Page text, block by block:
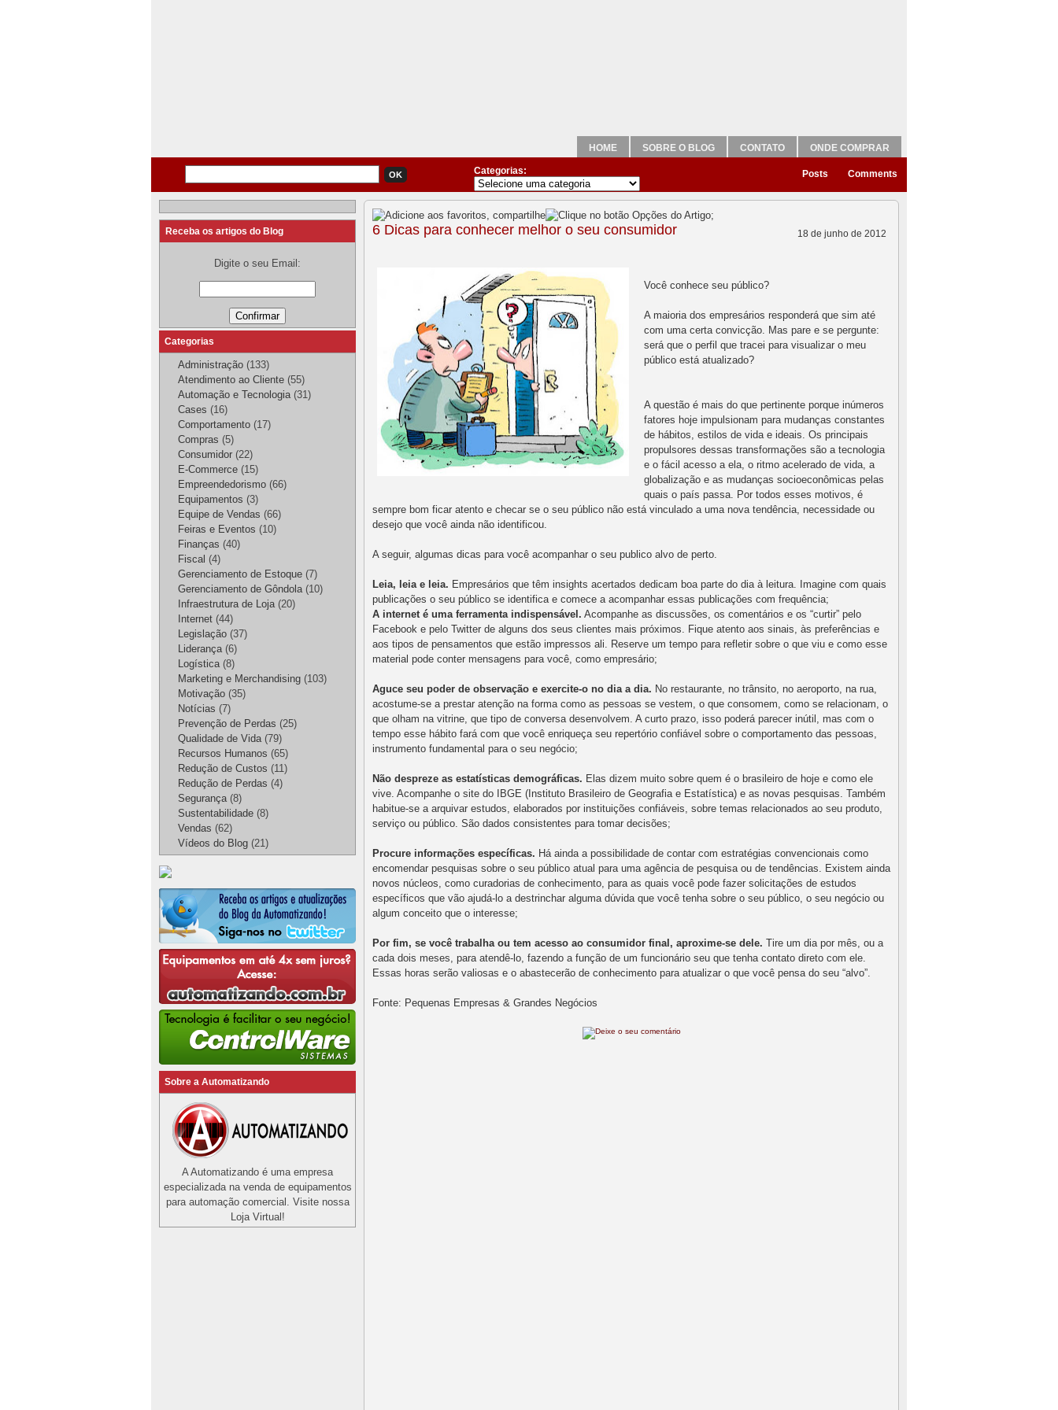
HOME SOBRE O BLOG CONTATO ONDE COMPRAR
Categorias: Posts Comments
18 de junho de 2012
6 Dicas para conhecer melhor o seu consumidor
Você conhece seu público?
A maioria dos empresários responderá que sim até
com uma certa convicção. Mas pare e se pergunte:
será que o perfil que tracei para visualizar o meu
público está atualizado?
A questão é mais do que pertinente porque inúmeros
fatores hoje impulsionam para mudanças constantes
de hábitos, estilos de vida e ideais. Os principais
propulsores dessas transformações são a tecnologia
e o fácil acesso a ela, o ritmo acelerado de vida, a
globalização e as mudanças socioeconômicas pelas
quais o país passa. Por todos esses motivos, é
sempre bom ficar atento e checar se o seu público não está vinculado a uma nova tendência, necessidade ou
desejo que você ainda não identificou.
A seguir, algumas dicas para você acompanhar o seu publico alvo de perto.
Leia, leia e leia. Empresários que têm insights acertados dedicam boa parte do dia à leitura. Imagine com quais
publicações o seu público se identifica e comece a acompanhar essas publicações com frequência;
A internet é uma ferramenta indispensável. Acompanhe as discussões, os comentários e os “curtir” pelo
Facebook e pelo Twitter de alguns dos seus clientes mais próximos. Fique atento aos sinais, às preferências e
aos tipos de pensamentos que estão impressos ali. Reserve um tempo para refletir sobre o que viu e como esse
material pode conter mensagens para você, como empresário;
Aguce seu poder de observação e exercite-o no dia a dia. No restaurante, no trânsito, no aeroporto, na rua,
acostume-se a prestar atenção na forma como as pessoas se vestem, o que consomem, como se relacionam, o
que olham na vitrine, que tipo de conversa desenvolvem. A curto prazo, isso poderá parecer inútil, mas com o
tempo esse hábito fará com que você enriqueça seu repertório confiável sobre o comportamento das pessoas,
instrumento fundamental para o seu negócio;
Não despreze as estatísticas demográficas. Elas dizem muito sobre quem é o brasileiro de hoje e como ele
vive. Acompanhe o site do IBGE (Instituto Brasileiro de Geografia e Estatística) e as novas pesquisas. Também
habitue-se a arquivar estudos, elaborados por instituições confiáveis, sobre temas relacionados ao seu produto,
serviço ou público. São dados consistentes para tomar decisões;
Procure informações específicas. Há ainda a possibilidade de contar com estratégias convencionais como
encomendar pesquisas sobre o seu público atual para uma agência de pesquisa ou de tendências. Existem ainda
novos núcleos, como curadorias de conhecimento, para as quais você pode fazer solicitações de estudos
específicos que vão ajudá-lo a destrinchar alguma dúvida que você tenha sobre o seu público, o seu negócio ou
algum conceito que o interesse;
Por fim, se você trabalha ou tem acesso ao consumidor final, aproxime-se dele. Tire um dia por mês, ou a
cada dois meses, para atendê-lo, fazendo a função de um funcionário seu que tenha contato direto com ele.
Essas horas serão valiosas e o abastecerão de conhecimento para atualizar o que você pensa do seu “alvo”.
Fonte: Pequenas Empresas & Grandes Negócios
Receba os artigos do Blog
Digite o seu Email:
Categorias
Administração (133)
Atendimento ao Cliente (55)
Automação e Tecnologia (31)
Cases (16)
Comportamento (17)
Compras (5)
Consumidor (22)
E-Commerce (15)
Empreendedorismo (66)
Equipamentos (3)
Equipe de Vendas (66)
Feiras e Eventos (10)
Finanças (40)
Fiscal (4)
Gerenciamento de Estoque (7)
Gerenciamento de Gôndola (10)
Infraestrutura de Loja (20)
Internet (44)
Legislação (37)
Liderança (6)
Logística (8)
Marketing e Merchandising (103)
Motivação (35)
Notícias (7)
Prevenção de Perdas (25)
Qualidade de Vida (79)
Recursos Humanos (65)
Redução de Custos (11)
Redução de Perdas (4)
Segurança (8)
Sustentabilidade (8)
Vendas (62)
Vídeos do Blog (21)
Sobre a Automatizando
A Automatizando é uma empresa
especializada na venda de equipamentos
para automação comercial. Visite nossa
Loja Virtual!